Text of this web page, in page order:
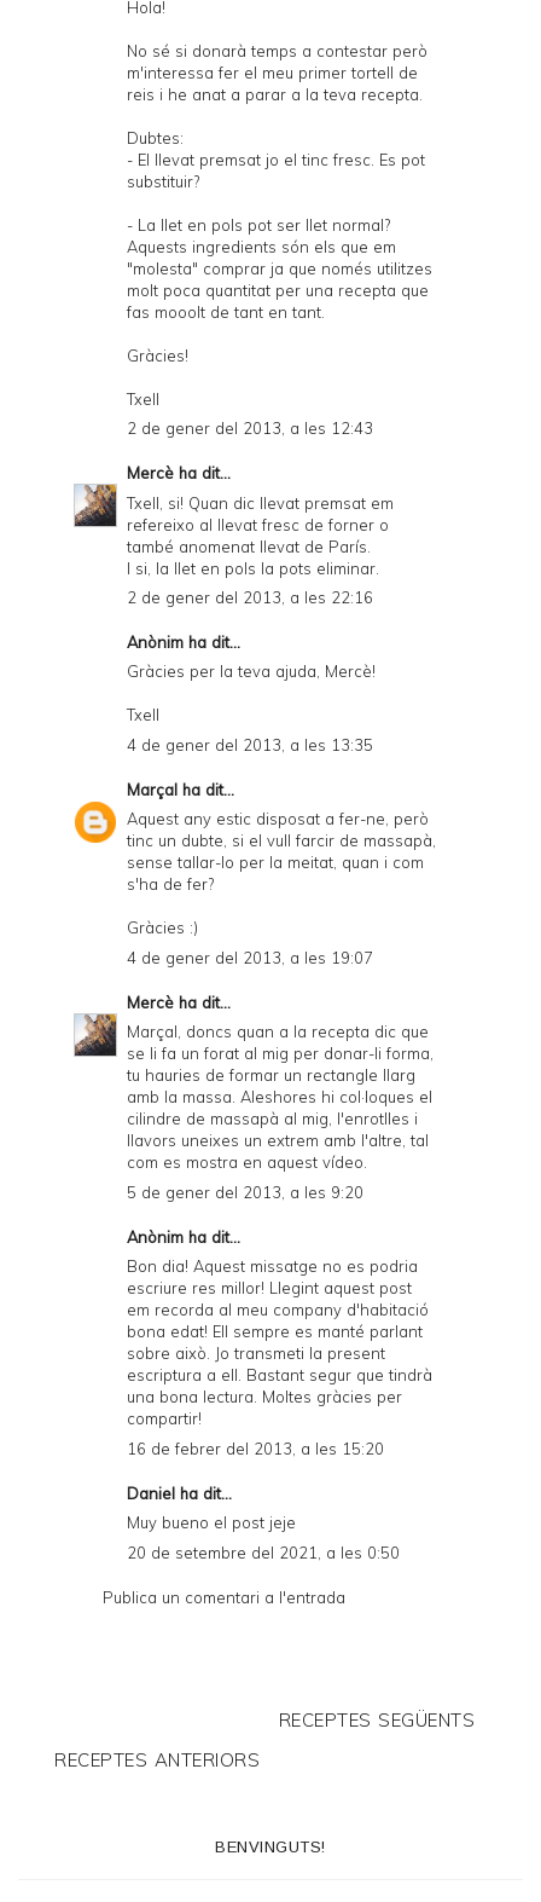
Hola!
No sé si donarà temps a contestar però
m'interessa fer el meu primer tortell de
reis i he anat a parar a la teva recepta.
Dubtes:
- El llevat premsat jo el tinc fresc. Es pot
substituir?
- La llet en pols pot ser llet normal?
Aquests ingredients són els que em
"molesta" comprar ja que només utilitzes
molt poca quantitat per una recepta que
fas mooolt de tant en tant.
Gràcies!
Txell
2 de gener del 2013, a les 12:43
Mercè ha dit...
Txell, si! Quan dic llevat premsat em
refereixo al llevat fresc de forner o
també anomenat llevat de París.
I si, la llet en pols la pots eliminar.
2 de gener del 2013, a les 22:16
Anònim ha dit...
Gràcies per la teva ajuda, Mercè!
Txell
4 de gener del 2013, a les 13:35
Marçal ha dit...
Aquest any estic disposat a fer-ne, però
tinc un dubte, si el vull farcir de massapà,
sense tallar-lo per la meitat, quan i com
s'ha de fer?
Gràcies :)
4 de gener del 2013, a les 19:07
Mercè ha dit...
Marçal, doncs quan a la recepta dic que
se li fa un forat al mig per donar-li forma,
tu hauries de formar un rectangle llarg
amb la massa. Aleshores hi col·loques el
cilindre de massapà al mig, l'enrotlles i
llavors uneixes un extrem amb l'altre, tal
com es mostra en aquest vídeo.
5 de gener del 2013, a les 9:20
Anònim ha dit...
Bon dia! Aquest missatge no es podria
escriure res millor! Llegint aquest post
em recorda al meu company d'habitació
bona edat! Ell sempre es manté parlant
sobre això. Jo transmeti la present
escriptura a ell. Bastant segur que tindrà
una bona lectura. Moltes gràcies per
compartir!
16 de febrer del 2013, a les 15:20
Daniel ha dit...
Muy bueno el post jeje
20 de setembre del 2021, a les 0:50
Publica un comentari a l'entrada
RECEPTES SEGÜENTS
RECEPTES ANTERIORS
BENVINGUTS!